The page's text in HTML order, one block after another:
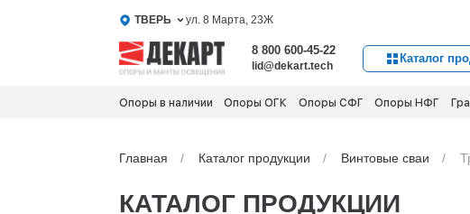
ТВЕРЬ ул. 8 Марта, 23Ж
8 800 600-45-22
lid@dekart.tech
Каталог
Опоры в наличии Опоры ОГК Опоры СФГ Опоры НФГ
Главная Каталог продукции Винтовые сваи
КАТАЛОГ ПРОДУКЦИИ